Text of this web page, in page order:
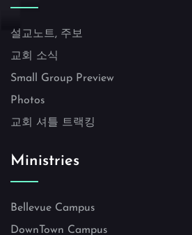
설교노트, 주보
교회 소식
Small Group Preview
Photos
교회 셔틀 트랙킹
Ministries
Bellevue Campus
DownTown Campus